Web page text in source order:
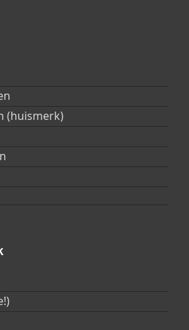
verwarmd
verstelbaar en inklapbaar
(huismerk)